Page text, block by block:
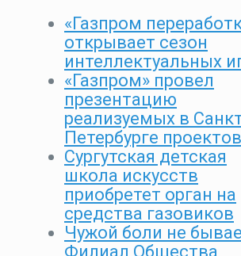
«Газпром
открывает сезон
интеллектуальных
«Газпром» провел
презентацию
реализуемых в
Петербурге проектов
Сургутская детская
школа искусств
приобретет орган на
средства газовиков
Чужой боли не
Филиал Общества